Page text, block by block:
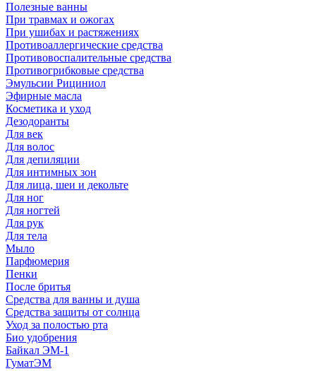
Полезные ванны
При травмах и ожогах
При ушибах и растяжениях
Противоаллергические средства
Противовоспалительные средства
Противогрибковые средства
Эмульсии Рициниол
Эфирные масла
Косметика и уход
Дезодоранты
Для век
Для волос
Для депиляции
Для интимных зон
Для лица, шеи и декольте
Для ног
Для ногтей
Для рук
Для тела
Мыло
Парфюмерия
Пенки
После бритья
Средства для ванны и душа
Средства защиты от солнца
Уход за полостью рта
Био удобрения
Байкал ЭМ-1
ГуматЭМ